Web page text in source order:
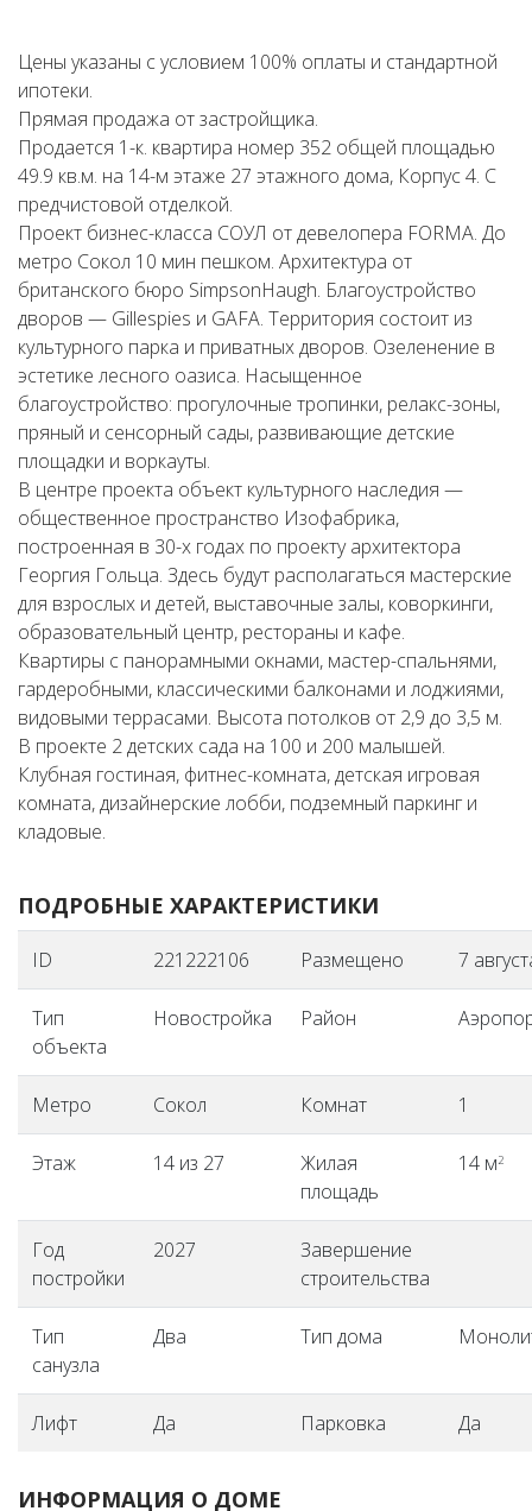
Цены указаны с условием 100% оплаты и стандартной
ипотеки.
Прямая продажа от застройщика.
Продается 1-к. квартира номер 352 общей площадью
49.9 кв.м. на 14-м этаже 27 этажного дома, Корпус 4. С
предчистовой отделкой.
Проект бизнес-класса СОУЛ от девелопера FORMA. До
метро Сокол 10 мин пешком. Архитектура от
британского бюро SimpsonHaugh. Благоустройство
дворов — Gillespies и GAFA. Территория состоит из
культурного парка и приватных дворов. Озеленение в
эстетике лесного оазиса. Насыщенное
благоустройство: прогулочные тропинки, релакс-зоны,
пряный и сенсорный сады, развивающие детские
площадки и воркауты.
В центре проекта объект культурного наследия —
общественное пространство Изофабрика,
построенная в 30-х годах по проекту архитектора
Георгия Гольца. Здесь будут располагаться мастерские
для взрослых и детей, выставочные залы, коворкинги,
образовательный центр, рестораны и кафе.
Квартиры с панорамными окнами, мастер-спальнями,
гардеробными, классическими балконами и лоджиями,
видовыми террасами. Высота потолков от 2,9 до 3,5 м.
В проекте 2 детских сада на 100 и 200 малышей.
Клубная гостиная, фитнес-комната, детская игровая
комната, дизайнерские лобби, подземный паркинг и
кладовые.
ПОДРОБНЫЕ ХАРАКТЕРИСТИКИ
ID 221222106 Размещено 7
Тип
объекта
Новостройка Район
Метро Сокол Комнат 1
Этаж 14 из 27
Жилая
площадь
14 м2
Год
постройки
2027
Завершение
строительства
Тип
санузла
Два Тип дома
Лифт Да Парковка Да
ИНФОРМАЦИЯ О ДОМЕ